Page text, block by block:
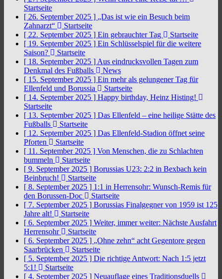
Startseite
[ 26. September 2025 ] „Das ist wie ein Besuch beim
Zahnarzt“
Startseite
[ 22. September 2025 ] Ein gebrauchter Tag
Startseite
[ 19. September 2025 ] Ein Schlüsselspiel für die weitere
Saison?
Startseite
[ 18. September 2025 ] Aus eindrucksvollen Tagen zum
Denkmal des Fußballs
News
[ 15. September 2025 ] Ein mehr als gelungener Tag für
Ellenfeld und Borussia
Startseite
[ 14. September 2025 ] Happy birthday, Heinz Histing!
Startseite
[ 13. September 2025 ] Das Ellenfeld – eine heilige Stätte des
Fußballs
Startseite
[ 12. September 2025 ] Das Ellenfeld-Stadion öffnet seine
Pforten
Startseite
[ 11. September 2025 ] Von Menschen, die zu Schlachten
bummeln
Startseite
[ 9. September 2025 ] Borussias U23: 2:2 in Bexbach kein
Beinbruch!
Startseite
[ 8. September 2025 ] 1:1 in Herrensohr: Wunsch-Remis für
den Borussen-Doc
Startseite
[ 7. September 2025 ] Borussias Finalgegner von 1959 ist 125
Jahre alt!
Startseite
[ 6. September 2025 ] Weiter, immer weiter: Nächste Ausfahrt
Herrensohr
Startseite
[ 6. September 2025 ] „Ohne zehn“ acht Gegentore gegen
Saarbrücken
Startseite
[ 5. September 2025 ] Die richtige Antwort: Nach 1:5 jetzt
5:1!
Startseite
[ 4. September 2025 ] Neuauflage eines Traditionsduells